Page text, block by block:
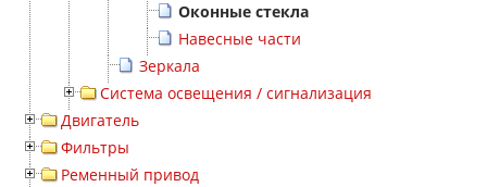
Оконные стекла
Навесные части
Зеркала
Система освещения / сигнализация
Двигатель
Фильтры
Ременный привод